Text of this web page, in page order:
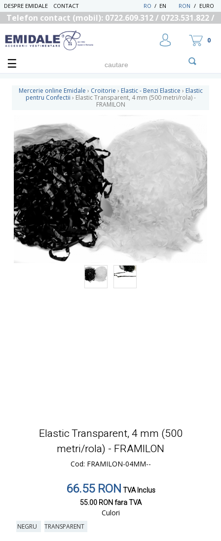
DESPRE EMIDALE CONTACT RON / EURO
EN
/
RO
Telefon contact (mobil): 0722.609.312 / 0723.531.822 /
UTILIZATOR NOU
RECUPEREAZA PAROLA
0
Mercerie online Emidale › Croitorie › Elastic - Benzi Elastice › Elastic
pentru Confectii › Elastic Transparent, 4 mm (500 metri/rola) -
FRAMILON
Elastic Transparent, 4 mm (500
metri/rola) - FRAMILON
Cod: FRAMILON-04MM--
66.55 RONTVA Inclus
55.00 RONfara TVA
Culori
NEGRU TRANSPARENT